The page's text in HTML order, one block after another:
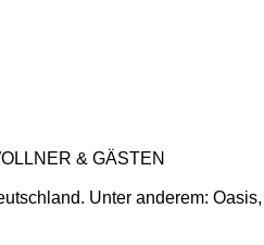
& GÄSTEN
Unter anderem: